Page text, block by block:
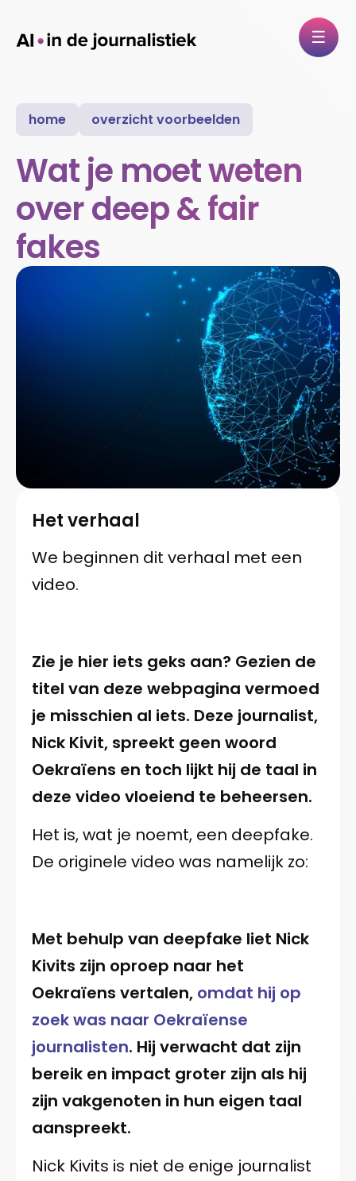
home overzicht voorbeelden
Wat je moet weten
over deep & fair
fakes
Het verhaal
We beginnen dit verhaal met een
video.
Zie je hier iets geks aan? Gezien de
titel van deze webpagina vermoed
je misschien al iets. Deze journalist,
Nick Kivit, spreekt geen woord
Oekraïens en toch lijkt hij de taal in
deze video vloeiend te beheersen.
Het is, wat je noemt, een deepfake.
De originele video was namelijk zo:
Met behulp van deepfake liet Nick
Kivits zijn oproep naar het
Oekraïens vertalen, omdat hij op
zoek was naar Oekraïense
journalisten. Hij verwacht dat zijn
bereik en impact groter zijn als hij
zijn vakgenoten in hun eigen taal
aanspreekt.
Nick Kivits is niet de enige journalist